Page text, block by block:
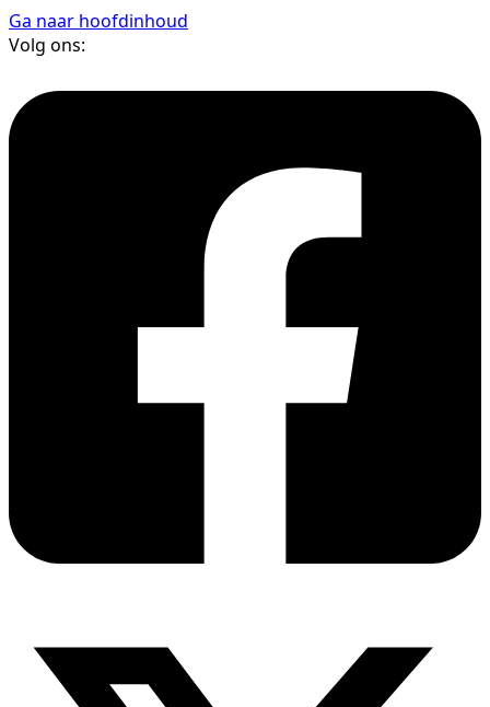
Ga naar hoofdinhoud
Volg ons: